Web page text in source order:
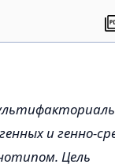
и генно-
Цель